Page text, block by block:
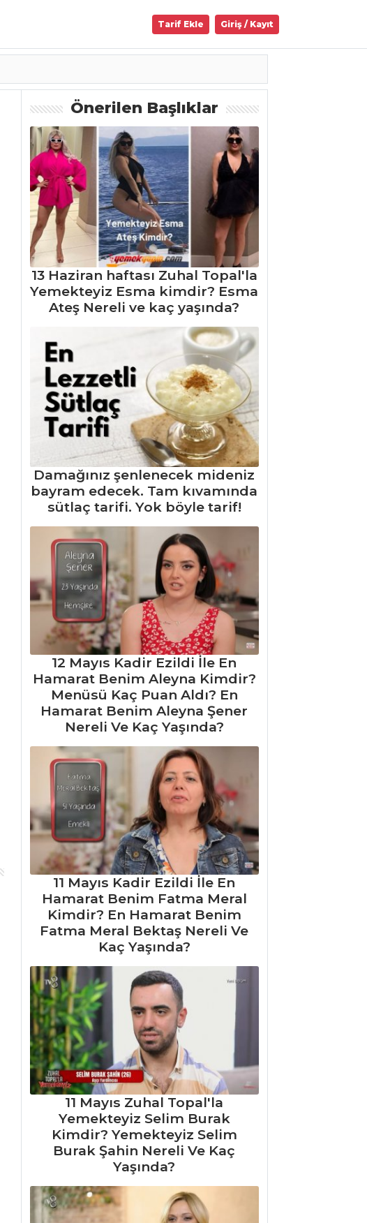
Tarif Ekle Giriş / Kayıt
Önerilen Başlıklar
13 Haziran haftası Zuhal Topal'la
Yemekteyiz Esma kimdir? Esma
Ateş Nereli ve kaç yaşında?
Damağınız şenlenecek mideniz
bayram edecek. Tam kıvamında
sütlaç tarifi. Yok böyle tarif!
12 Mayıs Kadir Ezildi İle En
Hamarat Benim Aleyna Kimdir?
Menüsü Kaç Puan Aldı? En
Hamarat Benim Aleyna Şener
Nereli Ve Kaç Yaşında?
11 Mayıs Kadir Ezildi İle En
Hamarat Benim Fatma Meral
Kimdir? En Hamarat Benim
Fatma Meral Bektaş Nereli Ve
Kaç Yaşında?
11 Mayıs Zuhal Topal'la
Yemekteyiz Selim Burak
Kimdir? Yemekteyiz Selim
Burak Şahin Nereli Ve Kaç
Yaşında?